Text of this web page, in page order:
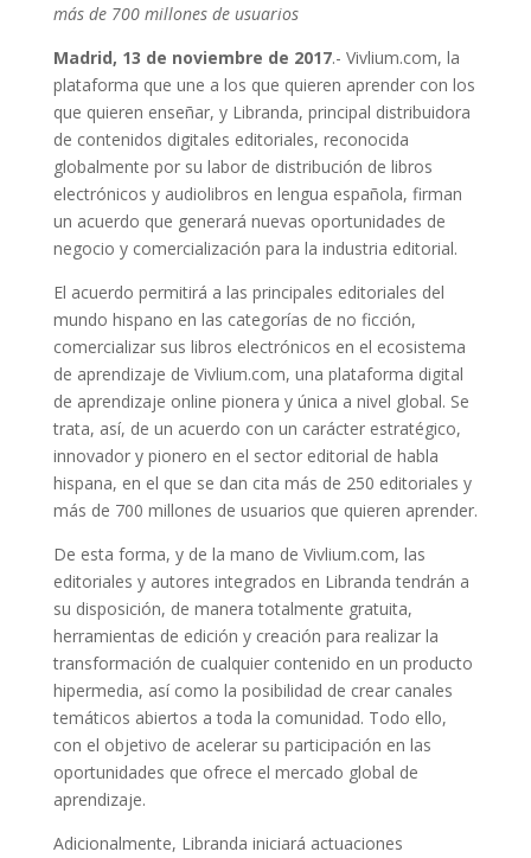
más de 700 millones de usuarios
Madrid, 13 de noviembre de 2017.- Vivlium.com, la
plataforma que une a los que quieren aprender con los
que quieren enseñar, y Libranda, principal distribuidora
de contenidos digitales editoriales, reconocida
globalmente por su labor de distribución de libros
electrónicos y audiolibros en lengua española, firman
un acuerdo que generará nuevas oportunidades de
negocio y comercialización para la industria editorial.
El acuerdo permitirá a las principales editoriales del
mundo hispano en las categorías de no ficción,
comercializar sus libros electrónicos en el ecosistema
de aprendizaje de Vivlium.com, una plataforma digital
de aprendizaje online pionera y única a nivel global. Se
trata, así, de un acuerdo con un carácter estratégico,
innovador y pionero en el sector editorial de habla
hispana, en el que se dan cita más de 250 editoriales y
más de 700 millones de usuarios que quieren aprender.
De esta forma, y de la mano de Vivlium.com, las
editoriales y autores integrados en Libranda tendrán a
su disposición, de manera totalmente gratuita,
herramientas de edición y creación para realizar la
transformación de cualquier contenido en un producto
hipermedia, así como la posibilidad de crear canales
temáticos abiertos a toda la comunidad. Todo ello,
con el objetivo de acelerar su participación en las
oportunidades que ofrece el mercado global de
aprendizaje.
Adicionalmente, Libranda iniciará actuaciones